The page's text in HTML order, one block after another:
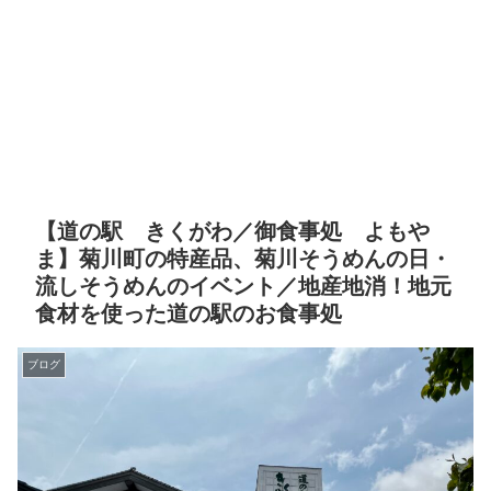
【道の駅 きくがわ／御食事処 よもや
ま】菊川町の特産品、菊川そうめんの日・
流しそうめんのイベント／地産地消！地元
食材を使った道の駅のお食事処
ブログ